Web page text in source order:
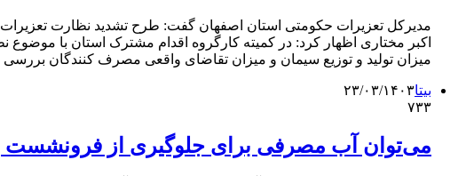
مدیرکل تعزیرات حکومتی استان اصفهان گفت: طرح تشدید نظارت تعزیرات
اکبر مختاری اظهار کرد: در کمیته کارگروه اقدام مشترک استان با
میزان تولید و توزیع سیمان و میزان تقاضای واقعی مصرف کنندگان
بیتا۲۳/۰۳/۱۴۰۳
۷۳۳
می‌توان آب مصرفی برای جلوگیری از فرونشست